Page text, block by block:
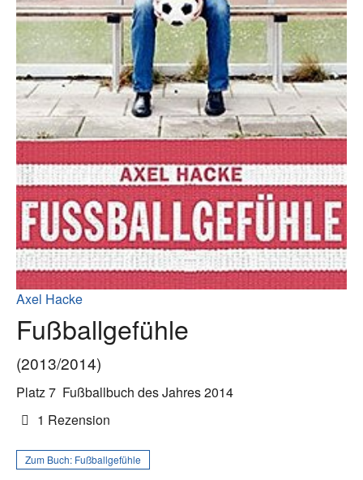
Axel Hacke
Fußballgefühle
(2013/2014)
Platz 7 Fußballbuch des Jahres 2014
1 Rezension
Zum Buch: Fußballgefühle